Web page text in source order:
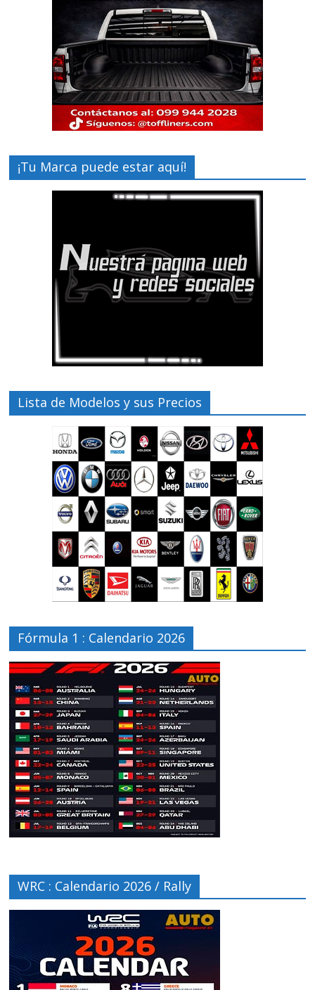
¡Tu Marca puede estar aquí!
Lista de Modelos y sus Precios
Fórmula 1 : Calendario 2026
WRC : Calendario 2026 / Rally